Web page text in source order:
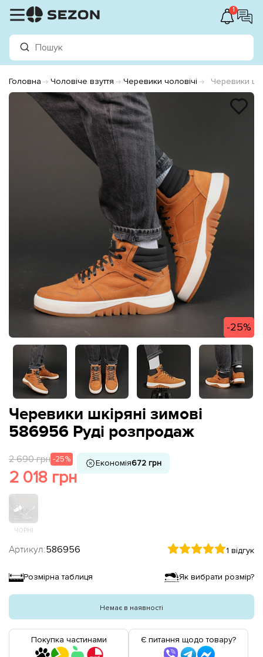
1
Головна Чоловіче взуття Черевики чоловічі Черевики
-25%
Черевики шкіряні зимові
586956 Руді розпродаж
2 690 грн -25%
2 018 грн
Економія672 грн
ЧОРНІ
Артикул:586956 1 відгук
Розмірна таблиця Як вибрати розмір?
Немає в наявності
Покупка частинами Є питання щодо товару?